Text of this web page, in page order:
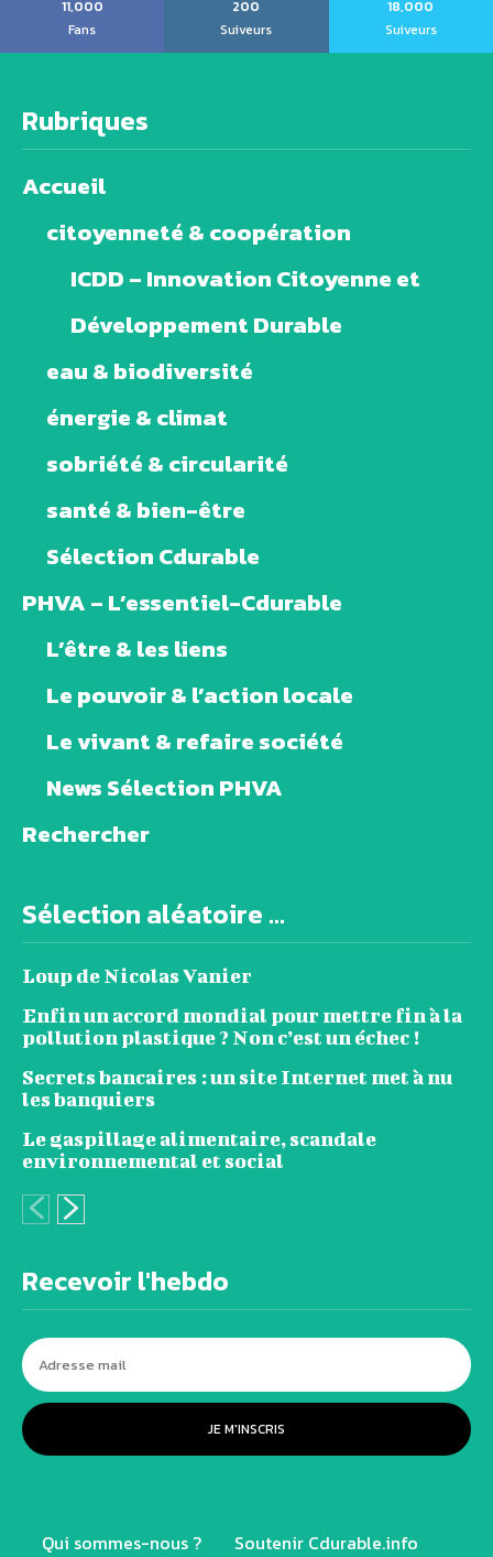
11,000
Fans
200
Suiveurs
18,000
Suiveurs
Rubriques
Accueil
citoyenneté & coopération
ICDD – Innovation Citoyenne et
Développement Durable
eau & biodiversité
énergie & climat
sobriété & circularité
santé & bien-être
Sélection Cdurable
PHVA – L’essentiel-Cdurable
L’être & les liens
Le pouvoir & l’action locale
Le vivant & refaire société
News Sélection PHVA
Rechercher
Sélection aléatoire ...
Loup de Nicolas Vanier
Enfin un accord mondial pour mettre fin à la
pollution plastique ? Non c’est un échec !
Secrets bancaires : un site Internet met à nu
les banquiers
Le gaspillage alimentaire, scandale
environnemental et social
Recevoir l'hebdo
JE M'INSCRIS
Qui sommes-nous ? Soutenir Cdurable.info